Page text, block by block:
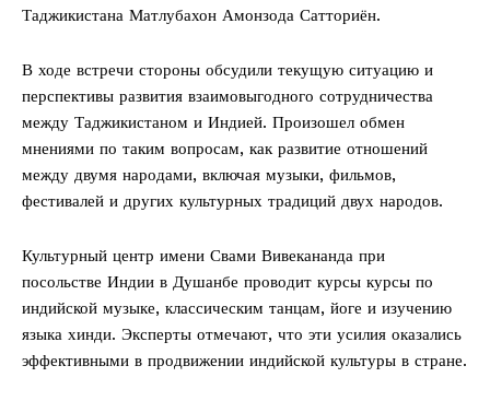
Таджикистана Матлубахон Амонзода Сатториён.
В ходе встречи стороны обсудили текущую ситуацию и
перспективы развития взаимовыгодного сотрудничества
между Таджикистаном и Индией. Произошел обмен
мнениями по таким вопросам, как развитие отношений
между двумя народами, включая музыки, фильмов,
фестивалей и других культурных традиций двух народов.
Культурный центр имени Свами Вивекананда при
посольстве Индии в Душанбе проводит курсы курсы по
индийской музыке, классическим танцам, йоге и изучению
языка хинди. Эксперты отмечают, что эти усилия оказались
эффективными в продвижении индийской культуры в стране.